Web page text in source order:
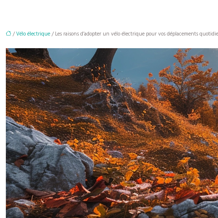
/Vélo électrique/ Les raisons d’adopter un vélo électrique pour vos déplacements